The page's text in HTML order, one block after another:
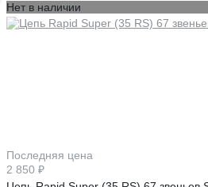
Нет в наличии
Последняя цена
2 850 ₽